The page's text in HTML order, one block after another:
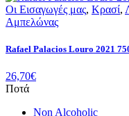
Οι Εισαγωγές μας, Κρασί,
Αμπελώνας
Rafael Palacios Louro 2021
26,70€
Ποτά
Non Alcoholic